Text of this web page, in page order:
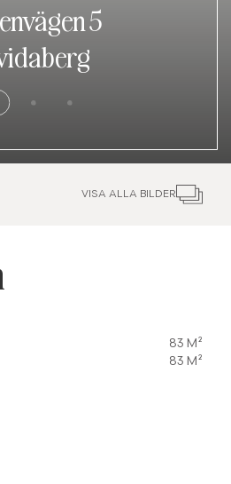
5
VISA ALLA BILDER
83 M²
83 M²